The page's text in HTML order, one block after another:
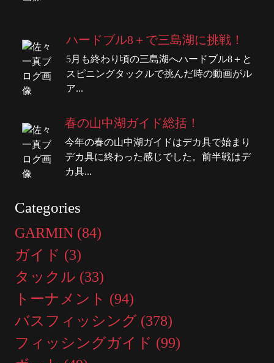
ハードブル8＋で三島湖に挑戦！
5月も終わり頃の三島湖へハードブル8＋と
スピニングタックルで挑んだ時の動画がル
ア...
春の山中湖ガイド総括！
今年の春の山中湖ガイドはデカ具で始まり
デカ具に終わった感じでした。前半戦はデ
カ具...
Categories
GARMIN (84)
ガイド (3)
タックル (33)
トーナメント (94)
バスフィッシング (378)
フィッシングガイド (99)